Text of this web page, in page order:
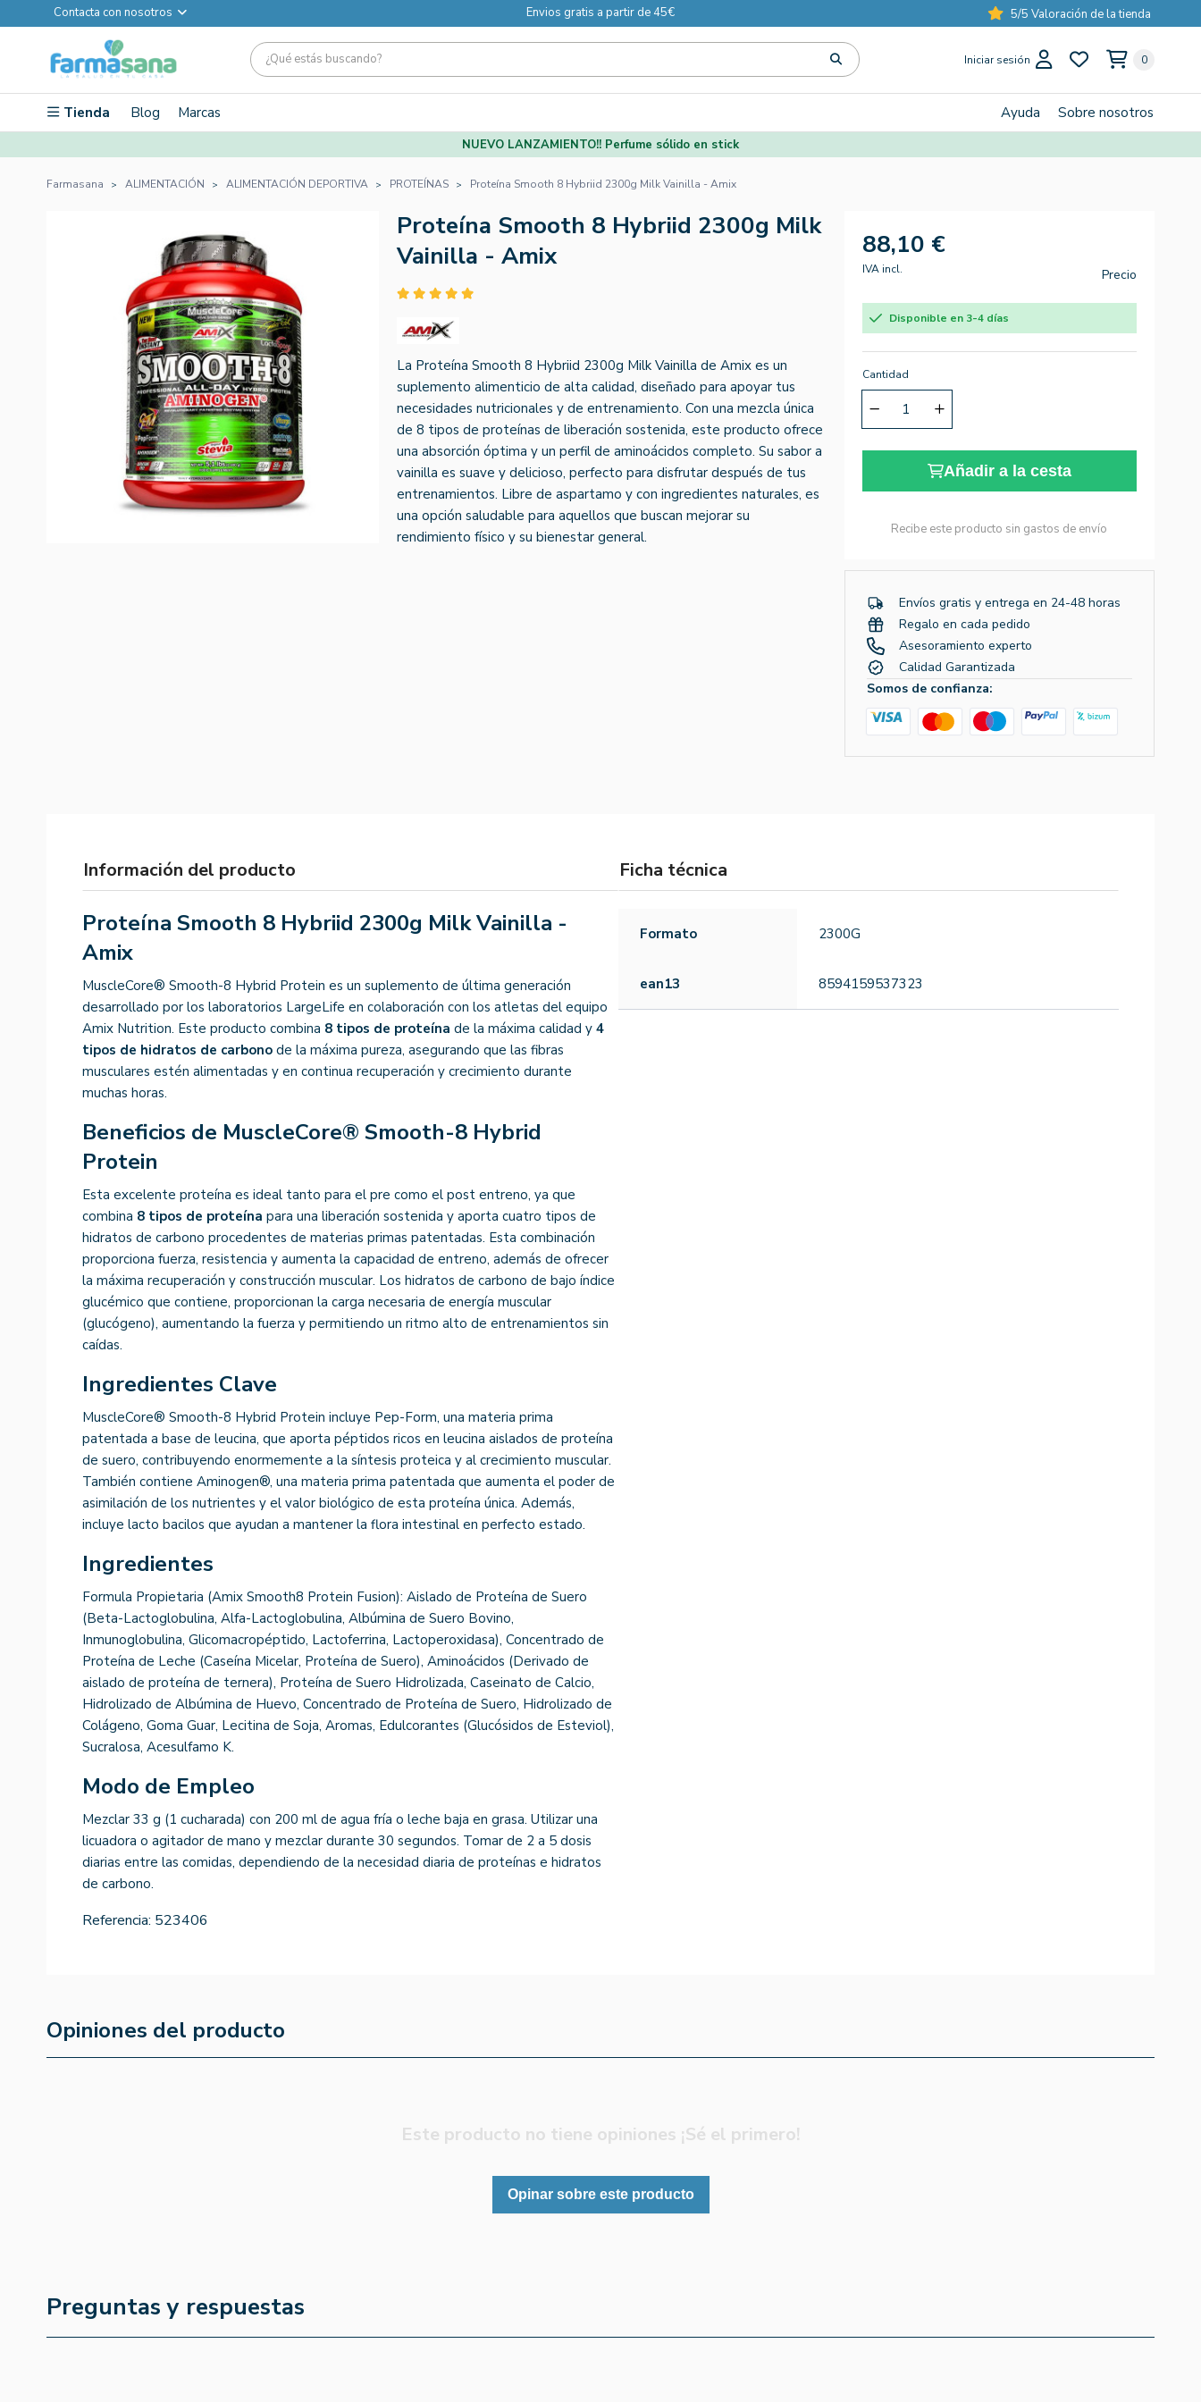
Contacta con nosotros Envios gratis a partir de 45€ 5/5 Valoración de la tienda
Iniciar sesión 0
Tienda Blog Marcas Ayuda Sobre nosotros
NUEVO LANZAMIENTO!! Perfume sólido en stick
Farmasana ALIMENTACIÓN ALIMENTACIÓN DEPORTIVA PROTEÍNAS Proteína Smooth 8 Hybriid 2300g Milk Vainilla - Amix
Proteína Smooth 8 Hybriid 2300g Milk
Vainilla - Amix
La Proteína Smooth 8 Hybriid 2300g Milk Vainilla de Amix es un
suplemento alimenticio de alta calidad, diseñado para apoyar tus
necesidades nutricionales y de entrenamiento. Con una mezcla única
de 8 tipos de proteínas de liberación sostenida, este producto ofrece
una absorción óptima y un perfil de aminoácidos completo. Su sabor a
vainilla es suave y delicioso, perfecto para disfrutar después de tus
entrenamientos. Libre de aspartamo y con ingredientes naturales, es
una opción saludable para aquellos que buscan mejorar su
rendimiento físico y su bienestar general.
88,10 €
IVA incl. Precio
Disponible en 3-4 días
Cantidad
Añadir a la cesta
Recibe este producto sin gastos de envío
Envíos gratis y entrega en 24-48 horas
Regalo en cada pedido
Asesoramiento experto
Calidad Garantizada
Somos de confianza:
Información del producto
Proteína Smooth 8 Hybriid 2300g Milk Vainilla -
Amix
MuscleCore® Smooth-8 Hybrid Protein es un suplemento de última generación
desarrollado por los laboratorios LargeLife en colaboración con los atletas del equipo
Amix Nutrition. Este producto combina 8 tipos de proteína de la máxima calidad y 4
tipos de hidratos de carbono de la máxima pureza, asegurando que las fibras
musculares estén alimentadas y en continua recuperación y crecimiento durante
muchas horas.
Beneficios de MuscleCore® Smooth-8 Hybrid
Protein
Esta excelente proteína es ideal tanto para el pre como el post entreno, ya que
combina 8 tipos de proteína para una liberación sostenida y aporta cuatro tipos de
hidratos de carbono procedentes de materias primas patentadas. Esta combinación
proporciona fuerza, resistencia y aumenta la capacidad de entreno, además de ofrecer
la máxima recuperación y construcción muscular. Los hidratos de carbono de bajo índice
glucémico que contiene, proporcionan la carga necesaria de energía muscular
(glucógeno), aumentando la fuerza y permitiendo un ritmo alto de entrenamientos sin
caídas.
Ingredientes Clave
MuscleCore® Smooth-8 Hybrid Protein incluye Pep-Form, una materia prima
patentada a base de leucina, que aporta péptidos ricos en leucina aislados de proteína
de suero, contribuyendo enormemente a la síntesis proteica y al crecimiento muscular.
También contiene Aminogen®, una materia prima patentada que aumenta el poder de
asimilación de los nutrientes y el valor biológico de esta proteína única. Además,
incluye lacto bacilos que ayudan a mantener la flora intestinal en perfecto estado.
Ingredientes
Formula Propietaria (Amix Smooth8 Protein Fusion): Aislado de Proteína de Suero
(Beta-Lactoglobulina, Alfa-Lactoglobulina, Albúmina de Suero Bovino,
Inmunoglobulina, Glicomacropéptido, Lactoferrina, Lactoperoxidasa), Concentrado de
Proteína de Leche (Caseína Micelar, Proteína de Suero), Aminoácidos (Derivado de
aislado de proteína de ternera), Proteína de Suero Hidrolizada, Caseinato de Calcio,
Hidrolizado de Albúmina de Huevo, Concentrado de Proteína de Suero, Hidrolizado de
Colágeno, Goma Guar, Lecitina de Soja, Aromas, Edulcorantes (Glucósidos de Esteviol),
Sucralosa, Acesulfamo K.
Modo de Empleo
Mezclar 33 g (1 cucharada) con 200 ml de agua fría o leche baja en grasa. Utilizar una
licuadora o agitador de mano y mezclar durante 30 segundos. Tomar de 2 a 5 dosis
diarias entre las comidas, dependiendo de la necesidad diaria de proteínas e hidratos
de carbono.
Referencia: 523406
Ficha técnica
Formato 2300G
ean13 8594159537323
Opiniones del producto
Este producto no tiene opiniones ¡Sé el primero!
Opinar sobre este producto
Preguntas y respuestas